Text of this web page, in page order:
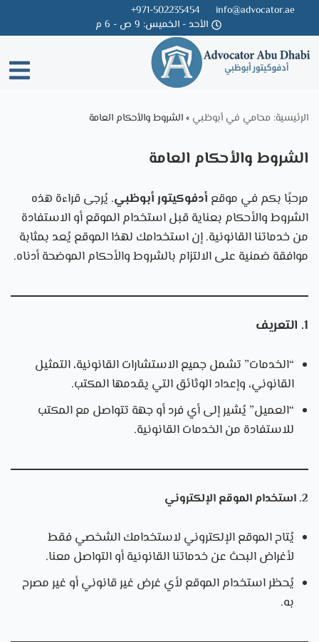
Skip
to
content
info@advocator.ae
971-502235454+
الأحد - الخميس: 9 ص - 6 م
الرئيسية: محامي في أبوظبي »الشروط والأحكام العامة
الشروط والأحكام العامة
مرحبًا بكم في موقع أدفوكيتور أبوظبي. يُرجى قراءة هذه
الشروط والأحكام بعناية قبل استخدام الموقع أو الاستفادة
من خدماتنا القانونية. إن استخدامك لهذا الموقع يُعد بمثابة
موافقة ضمنية على الالتزام بالشروط والأحكام الموضحة أدناه.
1. التعريف
“الخدمات” تشمل جميع الاستشارات القانونية، التمثيل
القانوني، وإعداد الوثائق التي يقدمها المكتب.
“العميل” يُشير إلى أي فرد أو جهة تتواصل مع المكتب
للاستفادة من الخدمات القانونية.
2. استخدام الموقع الإلكتروني
يُتاح الموقع الإلكتروني لاستخدامك الشخصي فقط
لأغراض البحث عن خدماتنا القانونية أو التواصل معنا.
يُحظر استخدام الموقع لأي غرض غير قانوني أو غير مصرح
به.